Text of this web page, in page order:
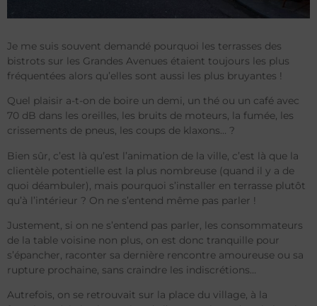
Je me suis souvent demandé pourquoi les terrasses des
bistrots sur les Grandes Avenues étaient toujours les plus
fréquentées alors qu’elles sont aussi les plus bruyantes !
Quel plaisir a-t-on de boire un demi, un thé ou un café avec
70 dB dans les oreilles, les bruits de moteurs, la fumée, les
crissements de pneus, les coups de klaxons… ?
Bien sûr, c’est là qu’est l’animation de la ville, c’est là que la
clientèle potentielle est la plus nombreuse (quand il y a de
quoi déambuler), mais pourquoi s’installer en terrasse plutôt
qu’à l’intérieur ? On ne s’entend même pas parler !
Justement, si on ne s’entend pas parler, les consommateurs
de la table voisine non plus, on est donc tranquille pour
s’épancher, raconter sa dernière rencontre amoureuse ou sa
rupture prochaine, sans craindre les indiscrétions…
Autrefois, on se retrouvait sur la place du village, à la